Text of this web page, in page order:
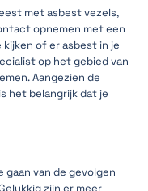
met asbest vezels,
opnemen met een
of er asbest in je
op het gebied van
Aangezien de
het belangrijk dat je
van de gevolgen
zijn er meer